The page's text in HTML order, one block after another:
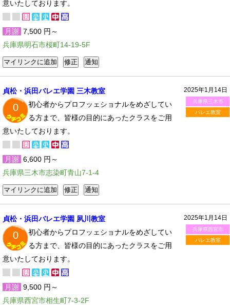
意いたしております。
月謝 7,500 円～
兵庫県明石市桜町14-19-5F
2025年1月14日
兵庫県三木市
バレエ教室
貞松・浜田バレエ学園 三木教室
0
初心者からプロフッェショナルをめざしてい
る方まで、皆様の目的にあったクラスをご用
意いたしております。
月謝 6,600 円～
兵庫県三木市志染町青山7-1-4
2025年1月14日
兵庫県西宮市
バレエ教室
貞松・浜田バレエ学園 夙川教室
0
初心者からプロフッェショナルをめざしてい
る方まで、皆様の目的にあったクラスをご用
意いたしております。
月謝 9,500 円～
兵庫県西宮市相生町7-3-2F